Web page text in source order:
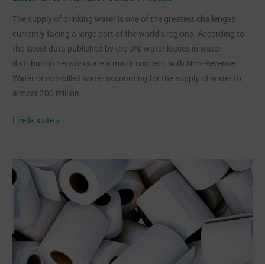
The supply of drinking water is one of the greatest challenges
currently facing a large part of the world’s regions. According to
the latest data published by the UN, water losses in water
distribution networks are a major concern, with Non-Revenue
Water or non-billed water accounting for the supply of water to
almost 200 million
Lire la suite »
Toilet
paper
unexpected
source